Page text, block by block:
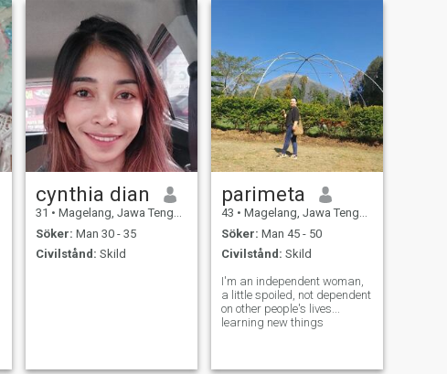
cynthia dian
31 • Magelang, Jawa Tengah, Indonesien
Söker: Man 30 - 35
Civilstånd: Skild
parimeta
43 • Magelang, Jawa Tengah, Indonesien
Söker: Man 45 - 50
Civilstånd: Skild
I'm an independent woman,
a little spoiled, not dependent
on other people's lives...
learning new things